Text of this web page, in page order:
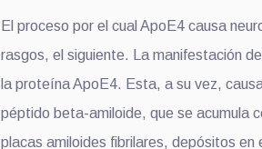
El proceso por el cual ApoE4 causa
rasgos, el siguiente. La manifestación
la proteína ApoE4. Esta, a su vez,
péptido beta-amiloide, que se acumula
placas amiloides fibrilares, depósitos en